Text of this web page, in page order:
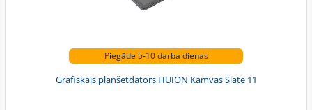
Piegāde 5-10 darba dienas
Grafiskais planšetdators HUION Kamvas Slate 11